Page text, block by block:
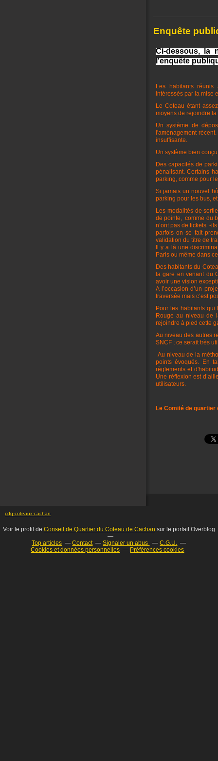
Enquête
Ci-dessous, la
l'enquête
Les habitants
intéressés par la mise
Le Coteau étant
moyens de rejoindre
Un système de
l'aménagement
insuffisante.
Un système bien
Des capacités de
pénalisant. Certains
parking, comme pour
Si jamais un nouvel
parking pour les bus,
Les modalités de
de pointe, comme du
n’ont pas de tickets -
parfois on se fait
validation du titre de
Il y a là une
Paris ou même dans
Des habitants du
la gare en venant du
avoir une vision
A l’occasion d’un
traversée mais c’est
Pour les habitants
Rouge au niveau de
rejoindre à pied cette
Au niveau des autres
SNCF ; ce serait très
Au niveau de la
points évoqués. En
règlements et
Une réflexion est
utilisateurs.
Le Comité de quartier
cdq-coteaux-cachan
Voir le profil de Conseil de Quartier du Coteau de Cachan sur le portail Overblog
Top articles
Contact Signaler un abus
C.G.U.
Cookies et données personnelles
Préférences cookies